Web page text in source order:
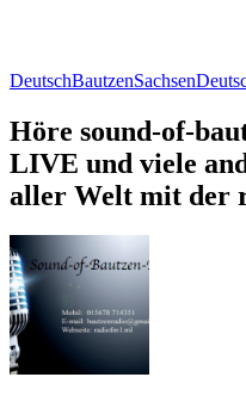
DeutschBautzenSachsen
Höre sound-of-
LIVE und viele
aller Welt mit der